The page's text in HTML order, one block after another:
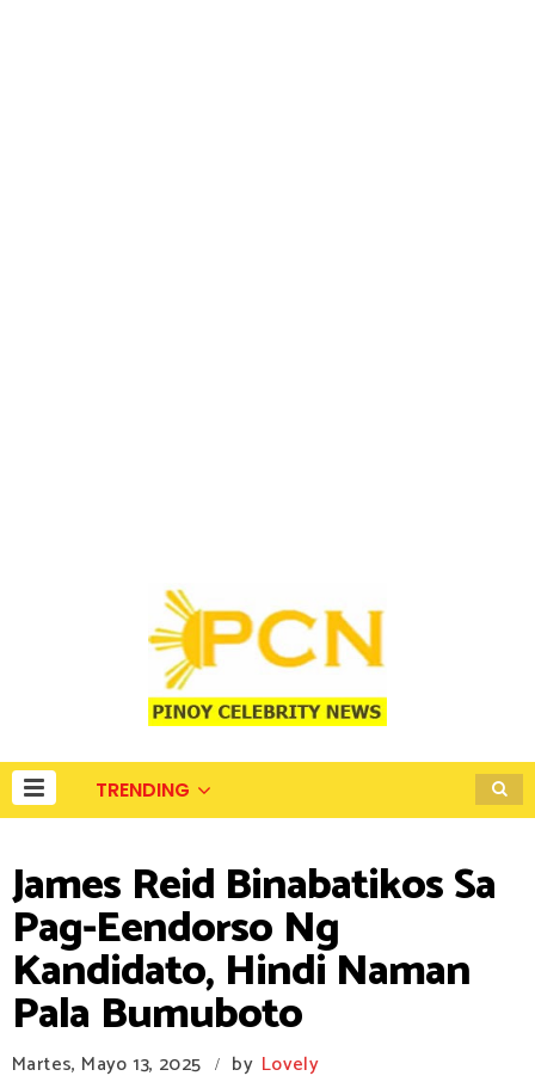
TRENDING
James Reid Binabatikos Sa
Pag-Eendorso Ng
Kandidato, Hindi Naman
Pala Bumuboto
Martes, Mayo 13, 2025 / by Lovely